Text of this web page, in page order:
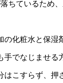
ちているため
化粧水と保湿
でなじませる
こすらず、押